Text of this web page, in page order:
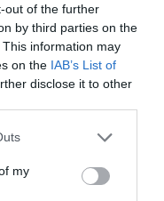
out of the further
by third parties on the
This information may
on the IAB’s List of
disclose it to other
my
COMMENTAIRE